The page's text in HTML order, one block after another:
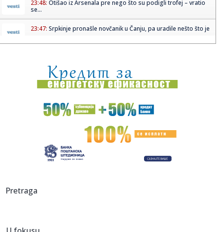
23:48: Otišao iz Arsenala pre nego što su podigli trofej – vratio
se...
23:47: Srpkinje pronašle novčanik u Čanju, pa uradile nešto što je
23:42:Kraj za Aleksandru i Anu: Eliminisane već na startu
23:35:"Nema lakih utakmica, ali mi smo Vojvodina"
Ribakina sigurna u Torontu
23:32:Brenin potez posle pada razbesneo javnost: Devojka joj
na ene...
Pretraga